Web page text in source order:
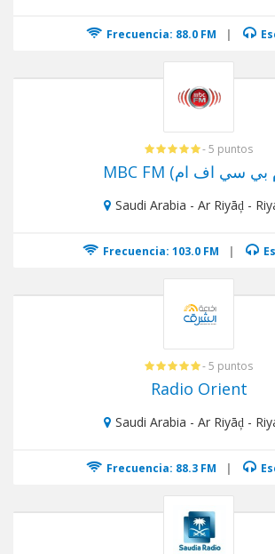
Frecuencia: 88.0 FM |
- 5 puntos
Saudi Arabia - Ar Riyāḑ -
Frecuencia: 103.0 FM |
- 5 puntos
Radio Orient
Saudi Arabia - Ar Riyāḑ -
Frecuencia: 88.3 FM |